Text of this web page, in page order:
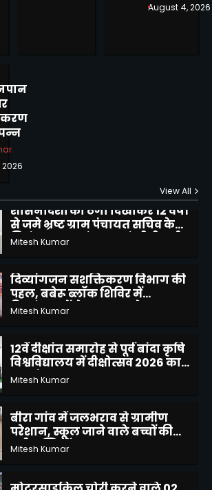
August 4, 2026
View All
मोटरसाइकिल चोरी करने वाले 02
अभियुक्तों को किया गिरफ्तार
Mitesh Kumar
शासनादेशों को ठेंगा दिखाकर 12 वर्षों
निलंबन, स्थानांतरण एवं सीबीआई
जांच की उठाई मांग
Mitesh Kumar
दिव्यांगजन सशक्तिकरण विभाग की
12वें दीक्षांत समारोह से पूर्व बांदा कृषि
बीरा गांव में जलभराव से ग्रामीण
मोटरसाइकिल चोरी करने वाले 02